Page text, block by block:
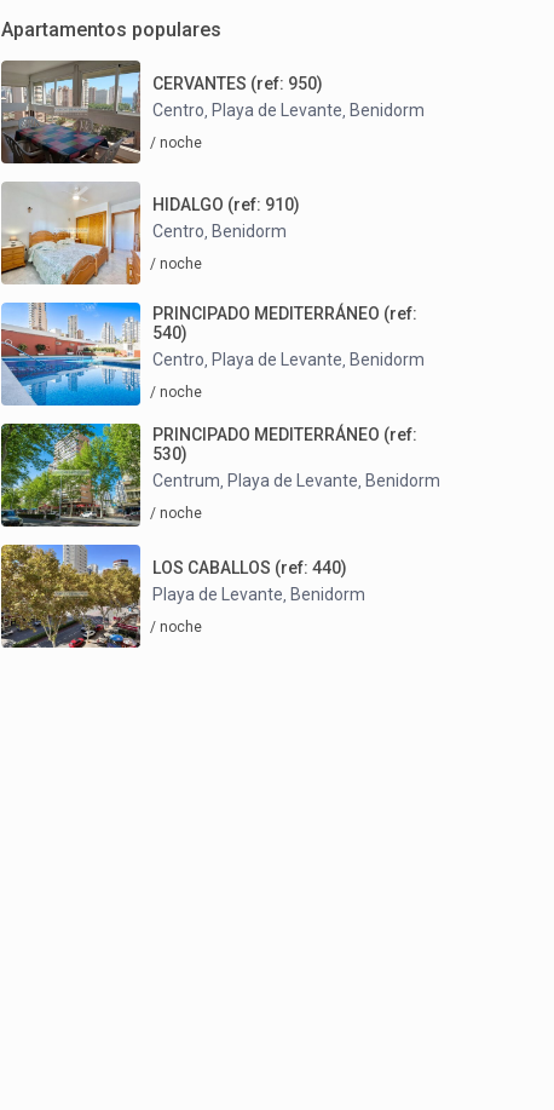
Apartamentos populares
CERVANTES (ref: 950)
Centro Playa de Levante Benidorm
/ noche
HIDALGO (ref: 910)
Centro Benidorm
/ noche
PRINCIPADO MEDITERRÁNEO (ref:
540)
Centro Playa de Levante Benidorm
/ noche
PRINCIPADO MEDITERRÁNEO (ref:
530)
Centrum Playa de Levante Benidorm
/ noche
LOS CABALLOS (ref: 440)
Playa de Levante Benidorm
/ noche